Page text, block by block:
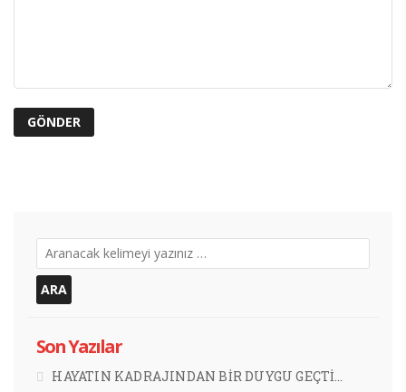
Son Yazılar
HAYATIN KADRAJINDAN BİR DUYGU GEÇTİ…